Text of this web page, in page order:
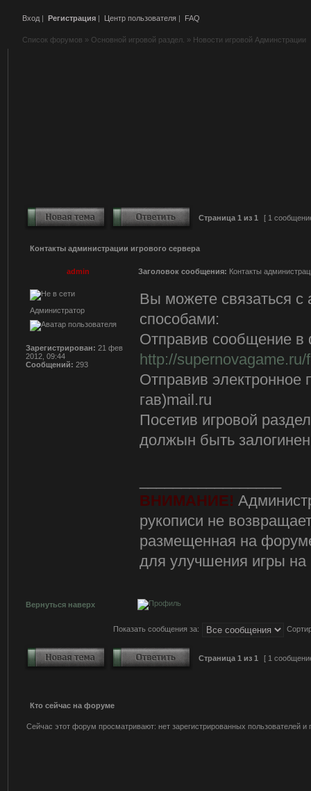
Вход | Регистрация | Центр пользователя | FAQ
Список форумов » Основной игровой раздел. » Новости игровой Админстрации
Страница 1 из 1 [ 1
Контакты администрации игрового сервера
admin Заголовок сообщения: Контакты
Администратор
Зарегистрирован: 21 фев
2012, 09:44
Сообщений: 293
Вы можете связаться
способами:
Отправив сообщение
http://
Отправив электронное
гав)mail.ru
Посетив игровой
должын быть
ВНИМАНИЕ!
рукописи не
размещенная на
для улучшения игры на
Вернуться наверх
Показать сообщения за:
Страница 1 из 1 [ 1
Кто сейчас на форуме
Сейчас этот форум просматривают: нет зарегистрированных пользователей и